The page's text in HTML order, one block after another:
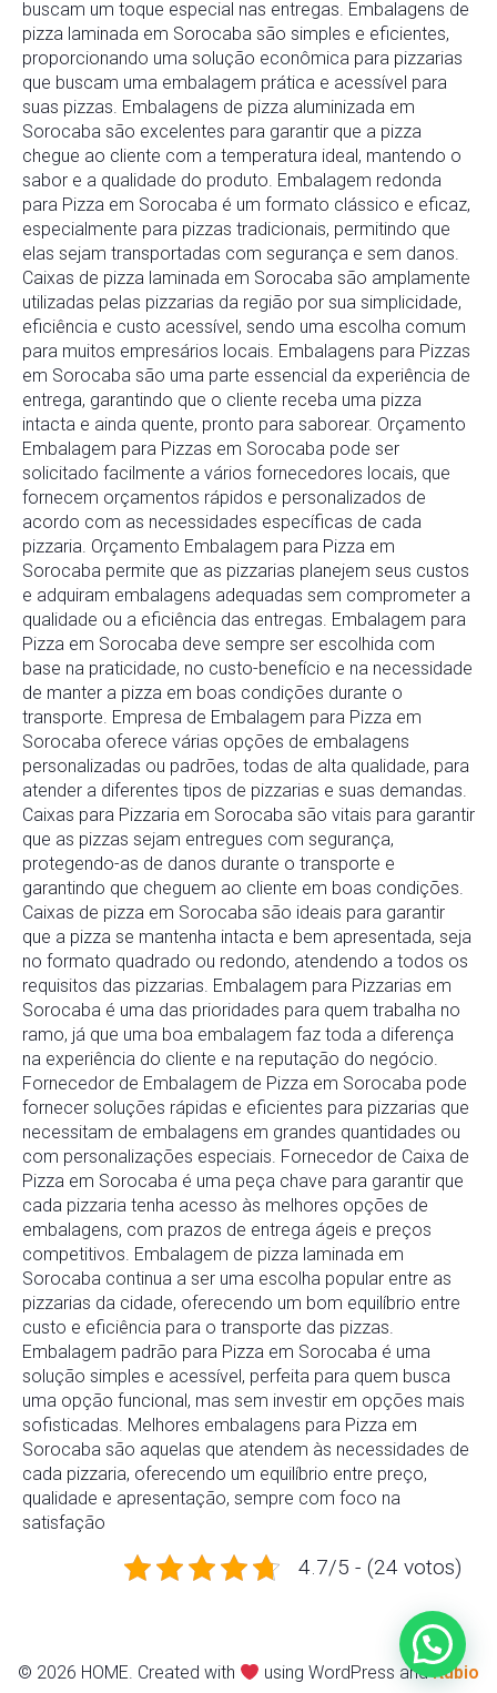
buscam um toque especial nas entregas. Embalagens de
pizza laminada em Sorocaba são simples e eficientes,
proporcionando uma solução econômica para pizzarias
que buscam uma embalagem prática e acessível para
suas pizzas. Embalagens de pizza aluminizada em
Sorocaba são excelentes para garantir que a pizza
chegue ao cliente com a temperatura ideal, mantendo o
sabor e a qualidade do produto. Embalagem redonda
para Pizza em Sorocaba é um formato clássico e eficaz,
especialmente para pizzas tradicionais, permitindo que
elas sejam transportadas com segurança e sem danos.
Caixas de pizza laminada em Sorocaba são amplamente
utilizadas pelas pizzarias da região por sua simplicidade,
eficiência e custo acessível, sendo uma escolha comum
para muitos empresários locais. Embalagens para Pizzas
em Sorocaba são uma parte essencial da experiência de
entrega, garantindo que o cliente receba uma pizza
intacta e ainda quente, pronto para saborear. Orçamento
Embalagem para Pizzas em Sorocaba pode ser
solicitado facilmente a vários fornecedores locais, que
fornecem orçamentos rápidos e personalizados de
acordo com as necessidades específicas de cada
pizzaria. Orçamento Embalagem para Pizza em
Sorocaba permite que as pizzarias planejem seus custos
e adquiram embalagens adequadas sem comprometer a
qualidade ou a eficiência das entregas. Embalagem para
Pizza em Sorocaba deve sempre ser escolhida com
base na praticidade, no custo-benefício e na necessidade
de manter a pizza em boas condições durante o
transporte. Empresa de Embalagem para Pizza em
Sorocaba oferece várias opções de embalagens
personalizadas ou padrões, todas de alta qualidade, para
atender a diferentes tipos de pizzarias e suas demandas.
Caixas para Pizzaria em Sorocaba são vitais para garantir
que as pizzas sejam entregues com segurança,
protegendo-as de danos durante o transporte e
garantindo que cheguem ao cliente em boas condições.
Caixas de pizza em Sorocaba são ideais para garantir
que a pizza se mantenha intacta e bem apresentada, seja
no formato quadrado ou redondo, atendendo a todos os
requisitos das pizzarias. Embalagem para Pizzarias em
Sorocaba é uma das prioridades para quem trabalha no
ramo, já que uma boa embalagem faz toda a diferença
na experiência do cliente e na reputação do negócio.
Fornecedor de Embalagem de Pizza em Sorocaba pode
fornecer soluções rápidas e eficientes para pizzarias que
necessitam de embalagens em grandes quantidades ou
com personalizações especiais. Fornecedor de Caixa de
Pizza em Sorocaba é uma peça chave para garantir que
cada pizzaria tenha acesso às melhores opções de
embalagens, com prazos de entrega ágeis e preços
competitivos. Embalagem de pizza laminada em
Sorocaba continua a ser uma escolha popular entre as
pizzarias da cidade, oferecendo um bom equilíbrio entre
custo e eficiência para o transporte das pizzas.
Embalagem padrão para Pizza em Sorocaba é uma
solução simples e acessível, perfeita para quem busca
uma opção funcional, mas sem investir em opções mais
sofisticadas. Melhores embalagens para Pizza em
Sorocaba são aquelas que atendem às necessidades de
cada pizzaria, oferecendo um equilíbrio entre preço,
qualidade e apresentação, sempre com foco na
satisfação
4.7/5 - (24 votos)
© 2026 HOME. Created with using WordPress andKubio